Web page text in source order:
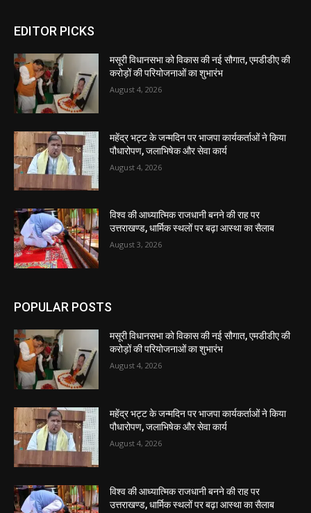
EDITOR PICKS
मसूरी विधानसभा को विकास की नई सौगात, एमडीडीए की
करोड़ों की परियोजनाओं का शुभारंभ
August 4, 2026
महेंद्र भट्ट के जन्मदिन पर भाजपा कार्यकर्ताओं ने किया
पौधारोपण, जलाभिषेक और सेवा कार्य
August 4, 2026
विश्व की आध्यात्मिक राजधानी बनने की राह पर
उत्तराखण्ड, धार्मिक स्थलों पर बढ़ा आस्था का सैलाब
August 3, 2026
POPULAR POSTS
मसूरी विधानसभा को विकास की नई सौगात, एमडीडीए की
करोड़ों की परियोजनाओं का शुभारंभ
August 4, 2026
महेंद्र भट्ट के जन्मदिन पर भाजपा कार्यकर्ताओं ने किया
पौधारोपण, जलाभिषेक और सेवा कार्य
August 4, 2026
विश्व की आध्यात्मिक राजधानी बनने की राह पर
उत्तराखण्ड, धार्मिक स्थलों पर बढ़ा आस्था का सैलाब